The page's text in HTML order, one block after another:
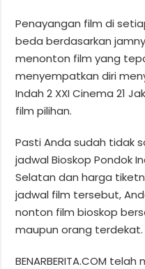
Penayangan film di
beda berdasarkan
menonton film yang
menyempatkan diri
Indah 2 XXI Cinema 21
film pilihan.
Pasti Anda sudah tidak
jadwal Bioskop Pondok
Selatan dan harga
jadwal film tersebut,
nonton film bioskop
maupun orang terdekat.
BENARBERITA.COM